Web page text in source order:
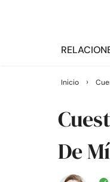
Inicio ›
De